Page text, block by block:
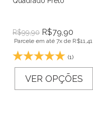
R$99,90 R$79,90
Parcele em até 7x de R$11,41
(1)
VER OPÇÕES